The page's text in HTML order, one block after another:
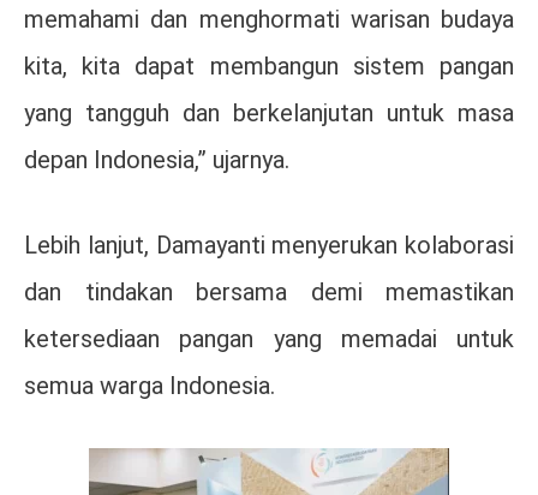
memahami dan menghormati warisan budaya
kita, kita dapat membangun sistem pangan
yang tangguh dan berkelanjutan untuk masa
depan Indonesia,” ujarnya.
Lebih lanjut, Damayanti menyerukan kolaborasi
dan tindakan bersama demi memastikan
ketersediaan pangan yang memadai untuk
semua warga Indonesia.